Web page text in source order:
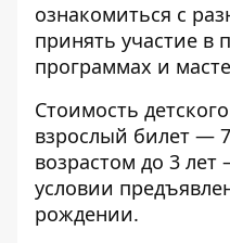
ознакомиться с
принять участие в
программах и
Стоимость
взрослый билет —
возрастом до 3
условии
рождении.